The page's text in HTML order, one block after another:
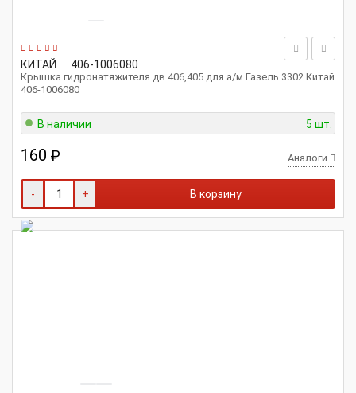
КИТАЙ 406-1006080
Крышка гидронатяжителя дв.406,405 для а/м Газель 3302 Китай
406-1006080
В наличии 5 шт.
160 ₽ Аналоги
- + В корзину